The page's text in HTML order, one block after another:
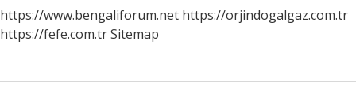
https://www.bengaliforum.net https://orjindogalgaz.com.tr
https://fefe.com.trSitemap